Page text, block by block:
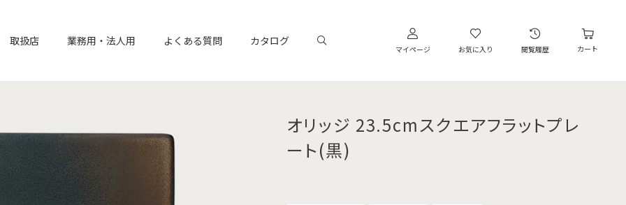
取扱店 業務用・法人用 よくある質問 カタログ
マイページ お気に入り 閲覧履歴 カート
オリッジ 23.5cmスクエアフラットプレ
ート(黒)